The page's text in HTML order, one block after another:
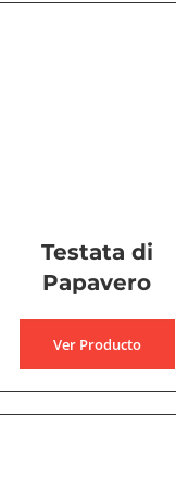
Testata di
Papavero
Ver Producto